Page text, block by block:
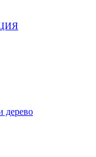
дерево